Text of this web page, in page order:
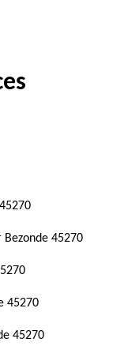
Bezonde 45270
45270
45270